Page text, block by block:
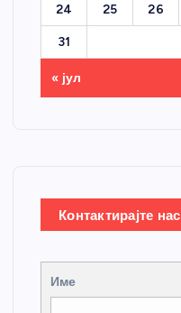
24 25 26
31
« јул
Контактирајте нас
Име